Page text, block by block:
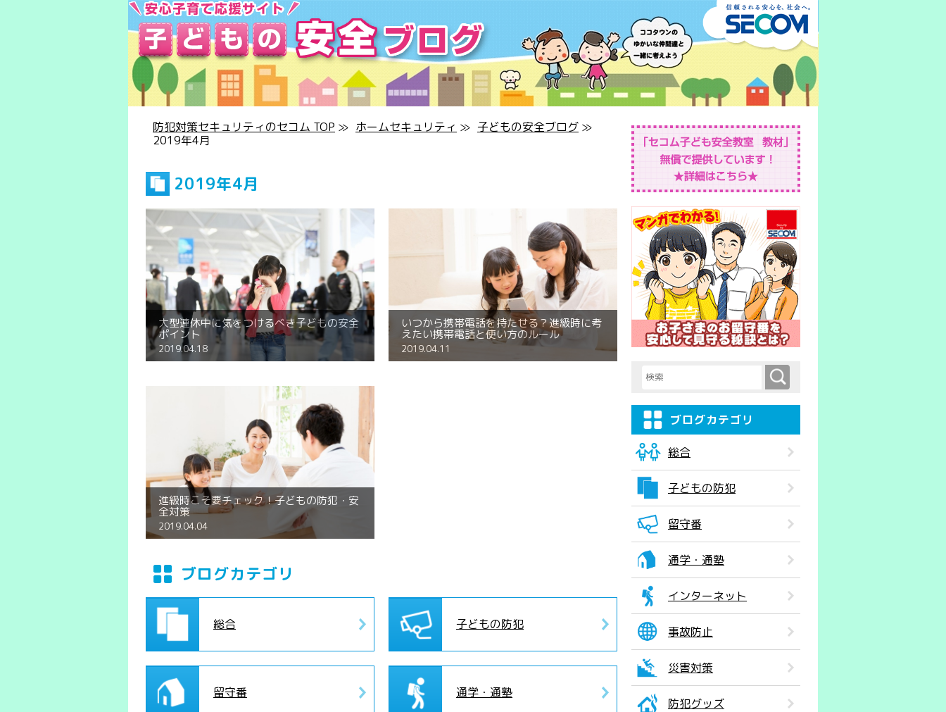
防犯対策セキュリティのセコム TOP ≫ ホームセキュリティ ≫ 子どもの安全ブログ ≫
2019年4月
2019年4月
大型連休中に気をつけるべき子どもの安全
ポイント
2019.04.18
いつから携帯電話を持たせる？進級時に考
えたい携帯電話と使い方のルール
2019.04.11
進級時こそ要チェック！子どもの防犯・安
全対策
2019.04.04
ブログカテゴリ
総合 子どもの防犯
留守番 通学・通塾
検索キーワード入力 検索
ブログカテゴリ
総合
子どもの防犯
留守番
通学・通塾
インターネット
事故防止
災害対策
防犯グッズ